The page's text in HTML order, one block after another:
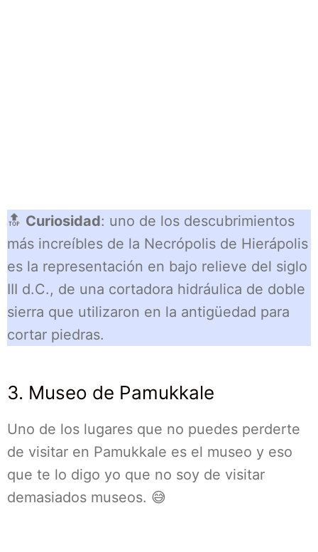
🔝 Curiosidad: uno de los descubrimientos
más increíbles de la Necrópolis de Hierápolis
es la representación en bajo relieve del siglo
III d.C., de una cortadora hidráulica de doble
sierra que utilizaron en la antigüedad para
cortar piedras.
3. Museo de Pamukkale
Uno de los lugares que no puedes perderte
de visitar en Pamukkale es el museo y eso
que te lo digo yo que no soy de visitar
demasiados museos. 😅